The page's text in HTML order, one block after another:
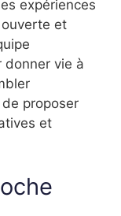
expériences
et
donner vie à
proposer
et